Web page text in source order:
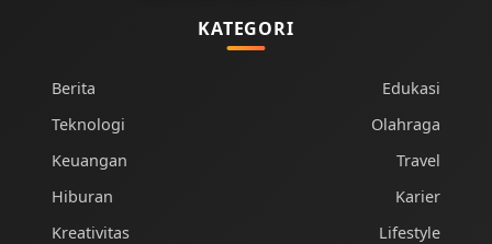
KATEGORI
Berita
Teknologi
Keuangan
Hiburan
Kreativitas
Edukasi
Olahraga
Travel
Karier
Lifestyle